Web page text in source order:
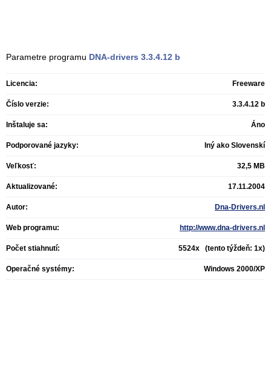
Parametre programu DNA-drivers 3.3.4.12 b
Licencia: Freeware
Číslo verzie: 3.3.4.12 b
Inštaluje sa: Áno
Podporované jazyky: Iný ako Slovenskí
Veľkosť: 32,5 MB
Aktualizované: 17.11.2004
Autor: Dna-Drivers.nl
Web programu: http://www.dna-drivers.nl
Počet stiahnutí: 5524x (tento týždeň: 1x)
Operačné systémy: Windows 2000/XP